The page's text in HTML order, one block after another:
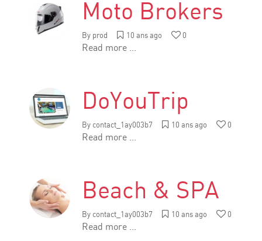
Moto Brokers
By prod 10 ans ago 0
Read more ...
DoYouTrip
By contact_1ay003b7 10 ans ago 0
Read more ...
Beach & SPA
By contact_1ay003b7 10 ans ago 0
Read more ...